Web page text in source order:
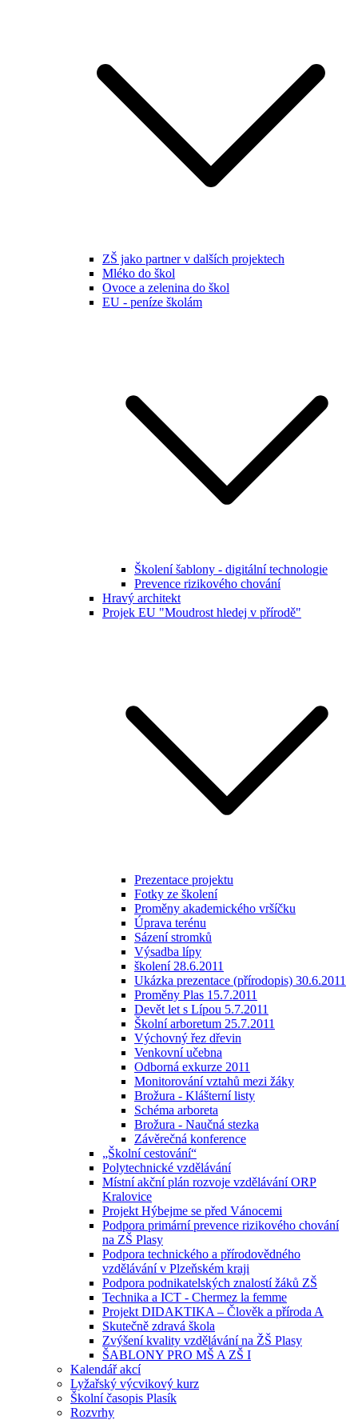
ZŠ jako partner v dalších projektech
Mléko do škol
Ovoce a zelenina do škol
EU - peníze školám
Školení šablony - digitální technologie
Prevence rizikového chování
Hravý architekt
Projek EU "Moudrost hledej v přírodě"
Prezentace projektu
Fotky ze školení
Proměny akademického vršíčku
Úprava terénu
Sázení stromků
Výsadba lípy
školení 28.6.2011
Ukázka prezentace (přírodopis) 30.6.2011
Proměny Plas 15.7.2011
Devět let s Lípou 5.7.2011
Školní arboretum 25.7.2011
Výchovný řez dřevin
Venkovní učebna
Odborná exkurze 2011
Monitorování vztahů mezi žáky
Brožura - Klášterní listy
Schéma arboreta
Brožura - Naučná stezka
Závěrečná konference
„Školní cestování“
Polytechnické vzdělávání
Místní akční plán rozvoje vzdělávání ORP
Kralovice
Projekt Hýbejme se před Vánocemi
Podpora primární prevence rizikového chování
na ZŠ Plasy
Podpora technického a přírodovědného
vzdělávání v Plzeňském kraji
Podpora podnikatelských znalostí žáků ZŠ
Technika a ICT - Chermez la femme
Projekt DIDAKTIKA – Člověk a příroda A
Skutečně zdravá škola
Zvýšení kvality vzdělávání na ŽŠ Plasy
ŠABLONY PRO MŠ A ZŠ I
Kalendář akcí
Lyžařský výcvikový kurz
Školní časopis Plasík
Rozvrhy